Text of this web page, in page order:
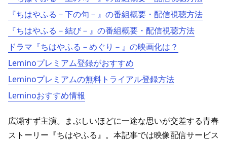
『ちはやふる－下の句－』の番組概要・配信視聴方法
『ちはやふる－結び－』の番組概要・配信視聴方法
ドラマ『ちはやふる－めぐり－』の映画化は？
Leminoプレミアム登録がおすすめ
Leminoプレミアムの無料トライアル登録方法
Leminoおすすめ情報
広瀬すず主演。まぶしいほどに一途な思いが交差する青春
ストーリー『ちはやふる』。本記事では映像配信サービス